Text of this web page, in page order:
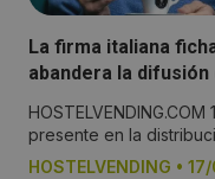
La firma italiana
abandera la
presente en la
HOSTELVENDING •